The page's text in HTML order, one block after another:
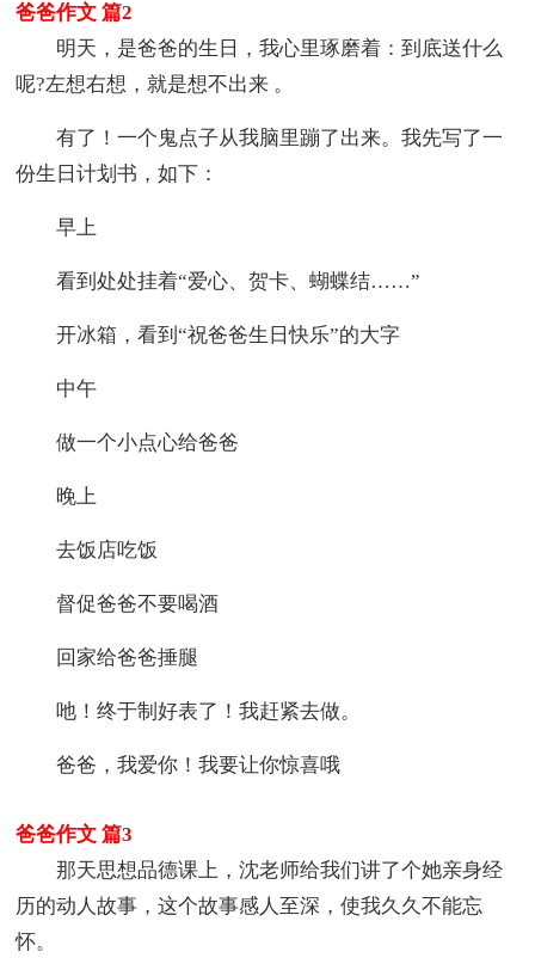
爸爸作文 篇2
明天，是爸爸的生日，我心里琢磨着：到底送什么
呢?左想右想，就是想不出来 。
有了！一个鬼点子从我脑里蹦了出来。我先写了一
份生日计划书，如下：
早上
看到处处挂着“爱心、贺卡、蝴蝶结……”
开冰箱，看到“祝爸爸生日快乐”的大字
中午
做一个小点心给爸爸
晚上
去饭店吃饭
督促爸爸不要喝酒
回家给爸爸捶腿
吔！终于制好表了！我赶紧去做。
爸爸，我爱你！我要让你惊喜哦
爸爸作文 篇3
那天思想品德课上，沈老师给我们讲了个她亲身经
历的动人故事，这个故事感人至深，使我久久不能忘
怀。